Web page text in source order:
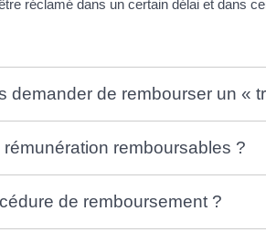
réclamé dans un certain délai et dans
demander de rembourser un «
remboursables ?
de remboursement ?